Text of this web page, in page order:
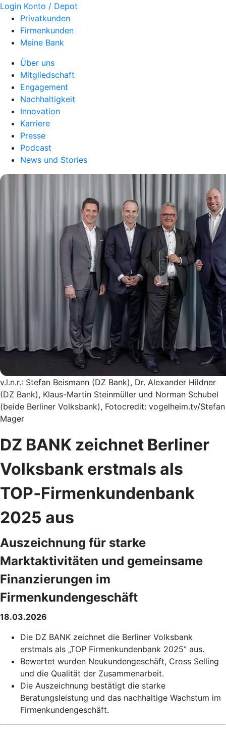
Login Konto / Depot
Privatkunden
Firmenkunden
Meine Bank
Über uns
Mitgliedschaft
Engagement
Nachhaltigkeit
Innovation
Karriere
Presse
Podcast
News und Stories
v.l.n.r.: Stefan Beismann (DZ Bank), Dr. Alexander Hildner
(DZ Bank), Klaus-Martin Steinmüller und Norman Schubel
(beide Berliner Volksbank), Fotocredit: vogelheim.tv/Stefan
Mager
DZ BANK zeichnet Berliner
Volksbank erstmals als
TOP‑Firmenkundenbank
2025 aus
Auszeichnung für starke
Marktaktivitäten und gemeinsame
Finanzierungen im
Firmenkundengeschäft
18.03.2026
Die DZ BANK zeichnet die Berliner Volksbank
erstmals als „TOP Firmenkundenbank 2025“ aus.
Bewertet wurden Neukundengeschäft, Cross Selling
und die Qualität der Zusammenarbeit.
Die Auszeichnung bestätigt die starke
Beratungsleistung und das nachhaltige Wachstum im
Firmenkundengeschäft.